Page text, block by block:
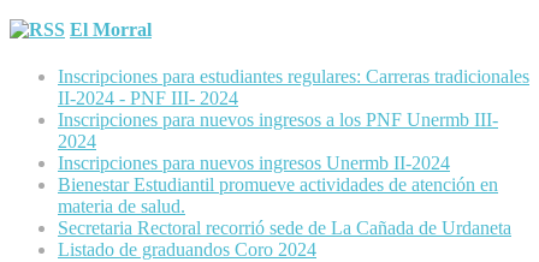
El Morral
Inscripciones para estudiantes regulares: Carreras tradicionales
II-2024 - PNF III- 2024
Inscripciones para nuevos ingresos a los PNF Unermb III-
2024
Inscripciones para nuevos ingresos Unermb II-2024
Bienestar Estudiantil promueve actividades de atención en
materia de salud.
Secretaria Rectoral recorrió sede de La Cañada de Urdaneta
Listado de graduandos Coro 2024